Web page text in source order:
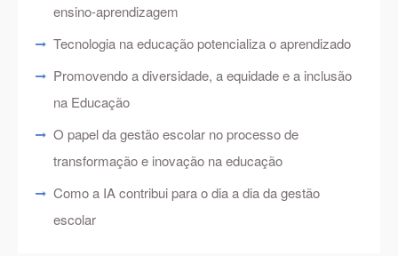
ensino-aprendizagem
Tecnologia na educação potencializa o aprendizado
Promovendo a diversidade, a equidade e a inclusão
na Educação
O papel da gestão escolar no processo de
transformação e inovação na educação
Como a IA contribui para o dia a dia da gestão
escolar